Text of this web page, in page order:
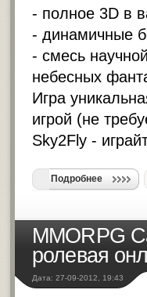
- полное 3D в
- динамичные
- смесь
небесных
Игра
игрой (не
Sky2Fly -
Подробнее
MMORPG
ролевая
Дата: 27-09-2012, 19:43